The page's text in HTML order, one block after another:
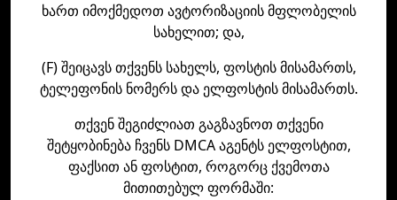
ხართ იმოქმედოთ ავტორიზაციის მფლობელის
სახელით; და,
(F) შეიცავს თქვენს სახელს, ფოსტის მისამართს,
ტელეფონის ნომერს და ელფოსტის მისამართს.
თქვენ შეგიძლიათ გაგზავნოთ თქვენი
შეტყობინება ჩვენს DMCA აგენტს ელფოსტით,
ფაქსით ან ფოსტით, როგორც ქვემოთა
მითითებულ ფორმაში: